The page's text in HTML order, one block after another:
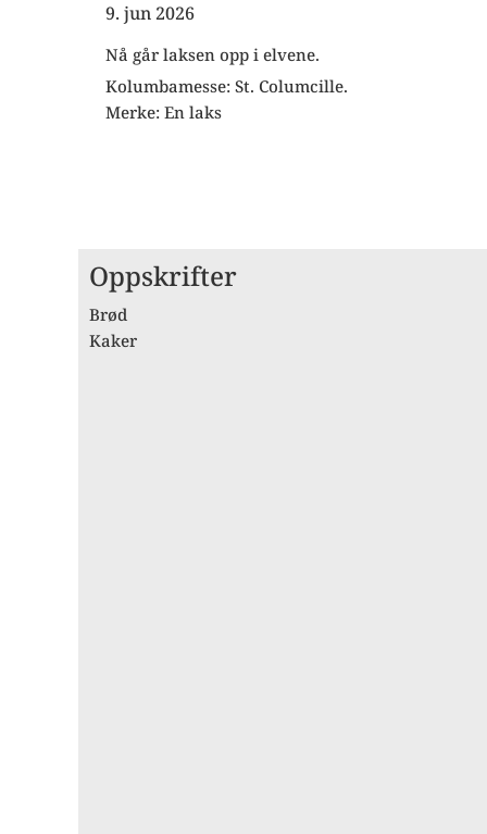
9. jun 2026
Nå går laksen opp i elvene.
Kolumbamesse: St. Columcille.
Merke: En laks
Oppskrifter
Brød
Kaker